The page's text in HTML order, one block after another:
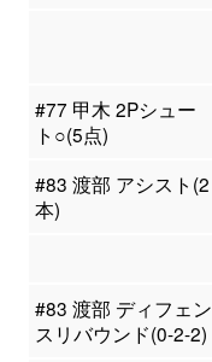
#77 甲木 2Pシュー
ト○(5点)
#83 渡部 アシスト(2
本)
#83 渡部 ディフェン
スリバウンド(0-2-2)